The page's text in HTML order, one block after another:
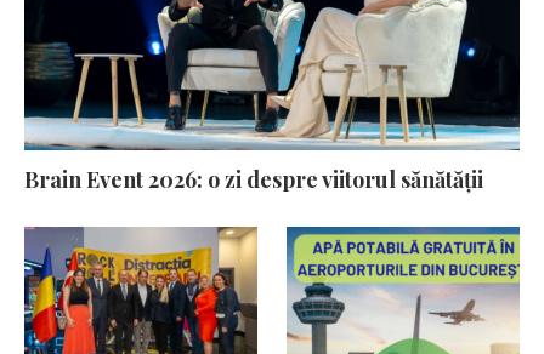
Brain Event 2026: o zi despre viitorul sănătății